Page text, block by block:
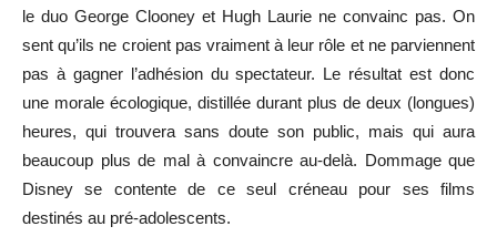
le duo George Clooney et Hugh Laurie ne convainc pas. On
sent qu’ils ne croient pas vraiment à leur rôle et ne parviennent
pas à gagner l’adhésion du spectateur. Le résultat est donc
une morale écologique, distillée durant plus de deux (longues)
heures, qui trouvera sans doute son public, mais qui aura
beaucoup plus de mal à convaincre au-delà. Dommage que
Disney se contente de ce seul créneau pour ses films
destinés au pré-adolescents.